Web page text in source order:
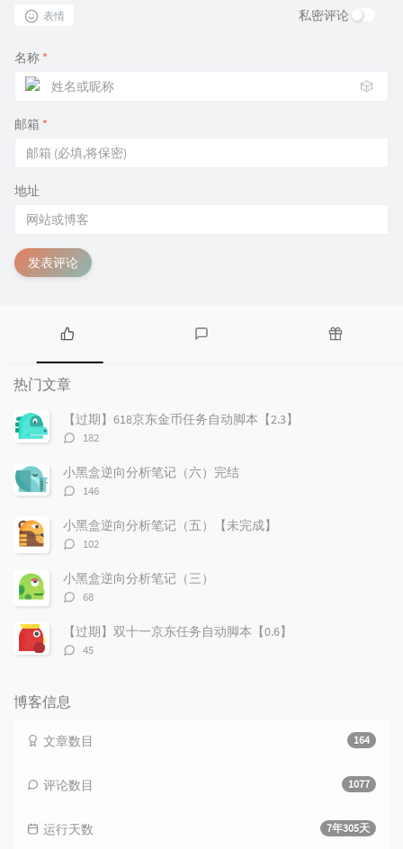
表情 私密评论
名称 *
🎲
邮箱 *
地址
发表评论
热
门
文
章
论
热门文章
【过期】618京东金币任务自动脚本【2.3】
评
数：
182
小黑盒逆向分析笔记（六）完结
评
数：
146
小黑盒逆向分析笔记（五）【未完成】
评
数：
102
小黑盒逆向分析笔记（三）
评
数：
68
【过期】双十一京东任务自动脚本【0.6】
评
45
博客信息
164
文章数目
1077
评论数目
7年305天
运行天数